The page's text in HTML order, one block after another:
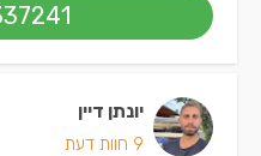
יונתן דיין
9 חוות דעת